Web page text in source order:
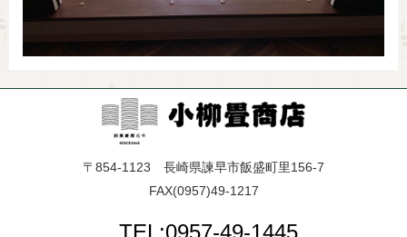
〒854-1123 長崎県諫早市飯盛町里156-7
FAX(0957)49-1217
TEL:0957-49-1445